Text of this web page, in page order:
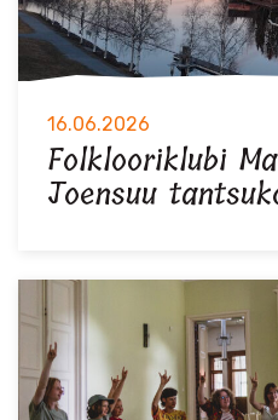
16.06.2026
Folklooriklubi
Joensuu